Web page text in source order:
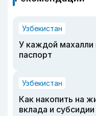
Узбекистан
У каждой махалли
паспорт
Узбекистан
Как накопить на
вклада и субсидии